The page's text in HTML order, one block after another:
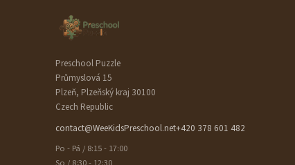
Preschool Puzzle
Průmyslová 15
Plzeň, Plzeňský kraj 30100
Czech Republic
contact@WeeKidsPreschool.net+420 378 601 482
Po - Pá / 8:15 - 17:00